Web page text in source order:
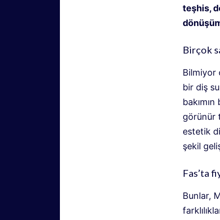
teşhis,
Birçok
Bilmiyor
bir diş
görünür
estetik
şekil
Fas’ta
Bunlar,